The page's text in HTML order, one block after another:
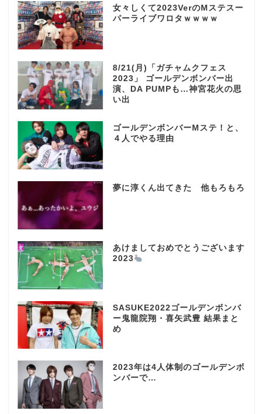
女々しくて2023VerのMステスー
パーライブワロタｗｗｗｗ
8/21(月)「ガチャムクフェス
2023」 ゴールデンボンバー出
演、DA PUMPも…神宮花火の思
い出
ゴールデンボンバーMステ！と、
４人でやる理由
夢に淳くん出てきた 他もろもろ
あけましておめでとうございます
2023
SASUKE2022ゴールデンボンバ
ー鬼龍院翔・喜矢武豊 結果まと
め
2023年は4人体制のゴールデンボ
ンバーで…